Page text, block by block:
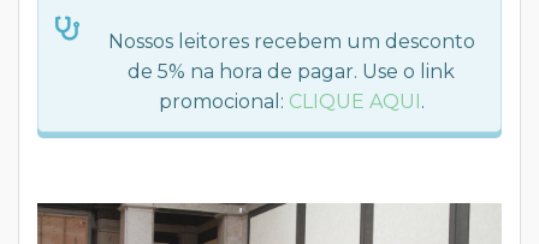
Nossos leitores recebem um desconto
de 5% na hora de pagar. Use o link
promocional: CLIQUE AQUI.